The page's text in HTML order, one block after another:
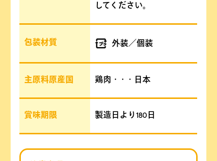
してください。
包装材質 外装／個装
主原料原産国 鶏肉・・・日本
賞味期限 製造日より180日